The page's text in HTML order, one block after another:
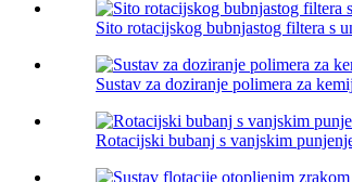
Sito rotacijskog bubnjastog filtera s
Sustav za doziranje polimera za
Rotacijski bubanj s vanjskim